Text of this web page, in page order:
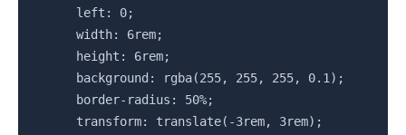
      left: 0;
      width: 6rem;
      height: 6rem;
      background: rgba(255, 255, 255, 0.1);
      border-radius: 50%;
      transform: translate(-3rem, 3rem);